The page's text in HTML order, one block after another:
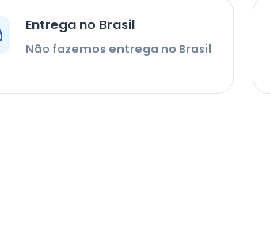
Entrega no Brasil
Não fazemos entrega no Brasil